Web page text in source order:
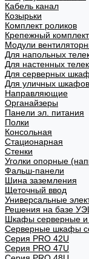
Кабель канал
Козырьки
Комплект роликов
Крепежный комплект
Модули
Для напольных
Для настенных
Для серверных
Для уличных
Направляющие
Органайзеры
Панели эл. питания
Полки
Консольная
Стационарная
Стенки
Уголки опорные
Фальш-панели
Шина заземления
Щеточный ввод
Универсальные
Решения на базе
Шкафы серверные и
Серверные шкафы
Серия PRO 42U
Серия PRO 47U